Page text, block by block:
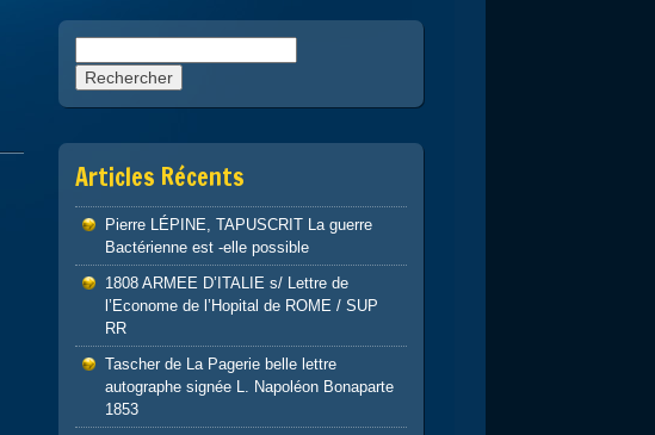
Articles Récents
Pierre LÉPINE, TAPUSCRIT La guerre
Bactérienne est -elle possible
1808 ARMEE D’ITALIE s/ Lettre de
l’Econome de l’Hopital de ROME / SUP
RR
Tascher de La Pagerie belle lettre
autographe signée L. Napoléon Bonaparte
1853